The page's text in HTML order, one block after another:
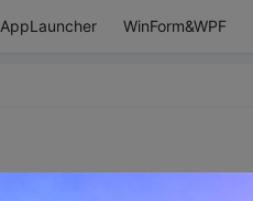
AppLauncher WinForm&WPF